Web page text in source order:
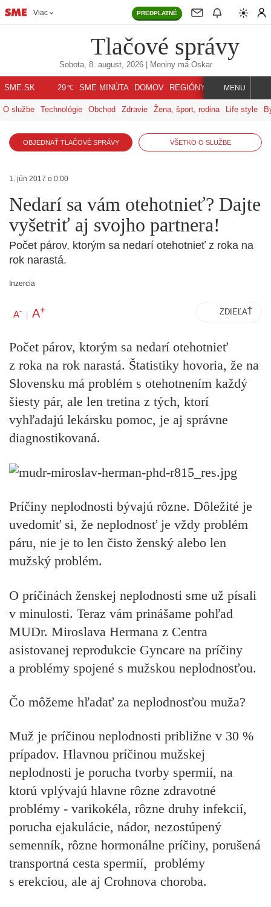
Viac PREDPLATNÉ
Tlačové správy
Sobota, 8. august, 2026| Meniny má Oskar
SME.SK 29℃ SME MINÚTA DOMOV REGIÓNY INDEX SVET
MENU
O službe Technológie Obchod Zdravie Žena, šport, rodina Life style
OBJEDNAŤ TLAČOVÉ SPRÁVY VŠETKO O SLUŽBE
1. jún 2017 o 0:00
Nedarí sa vám otehotnieť? Dajte
vyšetriť aj svojho partnera!
Počet párov, ktorým sa nedarí otehotnieť z roka na
rok narastá.
Inzercia
A- | A+ ZDIEĽAŤ
Počet párov, ktorým sa nedarí otehotnieť
z roka na rok narastá. Štatistiky hovoria, že na
Slovensku má problém s otehotnením každý
šiesty pár, ale len tretina z tých, ktorí
vyhľadajú lekársku pomoc, je aj správne
diagnostikovaná.
Príčiny neplodnosti bývajú rôzne. Dôležité je
uvedomiť si, že neplodnosť je vždy problém
páru, nie je to len čisto ženský alebo len
mužský problém.
O príčinách ženskej neplodnosti sme už písali
v minulosti. Teraz vám prinášame pohľad
MUDr. Miroslava Hermana z Centra
asistovanej reprodukcie Gyncare na príčiny
a problémy spojené s mužskou neplodnosťou.
Čo môžeme hľadať za neplodnosťou muža?
Muž je príčinou neplodnosti približne v 30 %
prípadov. Hlavnou príčinou mužskej
neplodnosti je porucha tvorby spermií, na
ktorú vplývajú hlavne rôzne zdravotné
problémy - varikokéla, rôzne druhy infekcií,
porucha ejakulácie, nádor, nezostúpený
semenník, rôzne hormonálne príčiny, porušená
transportná cesta spermií, problémy
s erekciou, ale aj Crohnova choroba.